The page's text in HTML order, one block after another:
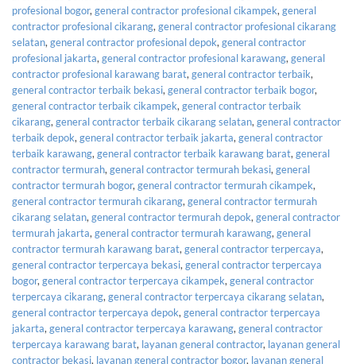
profesional bogor, general contractor profesional cikampek, general
contractor profesional cikarang, general contractor profesional cikarang
selatan, general contractor profesional depok, general contractor
profesional jakarta, general contractor profesional karawang, general
contractor profesional karawang barat, general contractor terbaik,
general contractor terbaik bekasi, general contractor terbaik bogor,
general contractor terbaik cikampek, general contractor terbaik
cikarang, general contractor terbaik cikarang selatan, general contractor
terbaik depok, general contractor terbaik jakarta, general contractor
terbaik karawang, general contractor terbaik karawang barat, general
contractor termurah, general contractor termurah bekasi, general
contractor termurah bogor, general contractor termurah cikampek,
general contractor termurah cikarang, general contractor termurah
cikarang selatan, general contractor termurah depok, general contractor
termurah jakarta, general contractor termurah karawang, general
contractor termurah karawang barat, general contractor terpercaya,
general contractor terpercaya bekasi, general contractor terpercaya
bogor, general contractor terpercaya cikampek, general contractor
terpercaya cikarang, general contractor terpercaya cikarang selatan,
general contractor terpercaya depok, general contractor terpercaya
jakarta, general contractor terpercaya karawang, general contractor
terpercaya karawang barat, layanan general contractor, layanan general
contractor bekasi, layanan general contractor bogor, layanan general